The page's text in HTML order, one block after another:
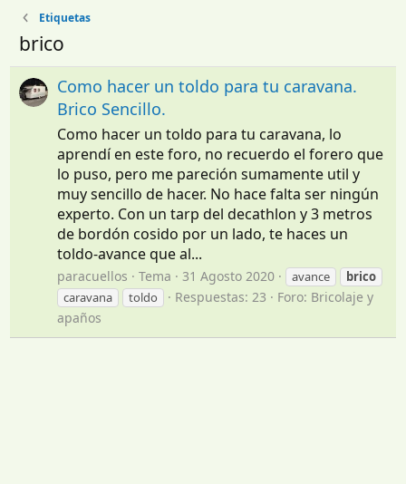
Etiquetas
brico
Como hacer un toldo para tu caravana.
Brico Sencillo.
Como hacer un toldo para tu caravana, lo
aprendí en este foro, no recuerdo el forero que
lo puso, pero me pareción sumamente util y
muy sencillo de hacer. No hace falta ser ningún
experto. Con un tarp del decathlon y 3 metros
de bordón cosido por un lado, te haces un
toldo-avance que al...
paracuellos Tema 31 Agosto 2020 avance
brico
caravana
toldo Respuestas: 23 Foro: Bricolaje y
apaños